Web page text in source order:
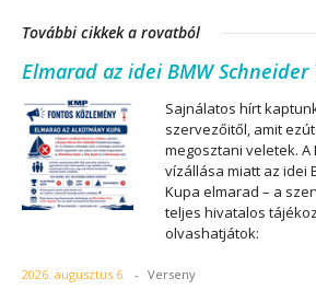
További cikkek a rovatból
Elmarad az idei BMW Schneider
Sajnálatos hírt
szervezőitől, amit
megosztani veletek.
vízállása miatt az idei
Kupa elmarad – a
teljes hivatalos
olvashatjátok:
2026. augusztus 6. - Verseny